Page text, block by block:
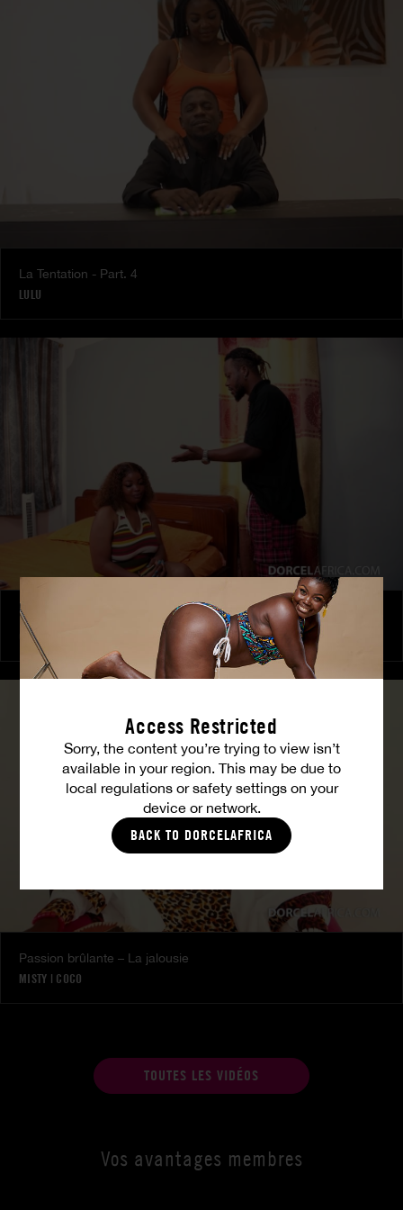
Access Restricted
Sorry, the content you’re trying to view isn’t
available in your region. This may be due to
local regulations or safety settings on your
device or network.
BACK TO DORCELAFRICA
La Tentation - Part. 4
LULU
Le Club des Affranchis – Jeux de pouvoir
COCO
Passion brûlante – La jalousie
MISTY | COCO
TOUTES LES VIDÉOS
Vos avantages membres